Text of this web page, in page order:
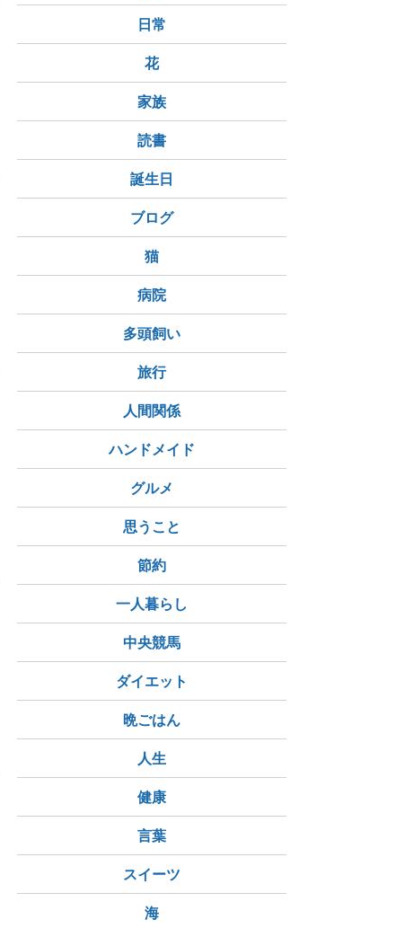
日常
花
家族
読書
誕生日
ブログ
猫
病院
多頭飼い
旅行
人間関係
ハンドメイド
グルメ
思うこと
節約
一人暮らし
中央競馬
ダイエット
晩ごはん
人生
健康
言葉
スイーツ
海